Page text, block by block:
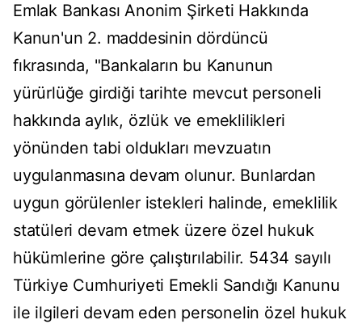
Emlak Bankası Anonim Şirketi Hakkında
Kanun'un 2. maddesinin dördüncü
fıkrasında, "Bankaların bu Kanunun
yürürlüğe girdiği tarihte mevcut personeli
hakkında aylık, özlük ve emeklilikleri
yönünden tabi oldukları mevzuatın
uygulanmasına devam olunur. Bunlardan
uygun görülenler istekleri halinde, emeklilik
statüleri devam etmek üzere özel hukuk
hükümlerine göre çalıştırılabilir. 5434 sayılı
Türkiye Cumhuriyeti Emekli Sandığı Kanunu
ile ilgileri devam eden personelin özel hukuk